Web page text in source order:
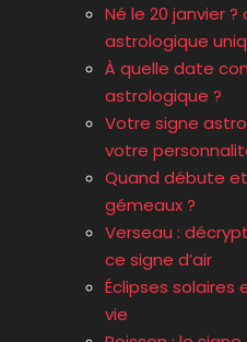
Né le 20 janvier
astrologique
À quelle date
astrologique ?
Votre signe
votre
Quand débute
gémeaux ?
Verseau :
ce signe d’air
Éclipses solaires
vie